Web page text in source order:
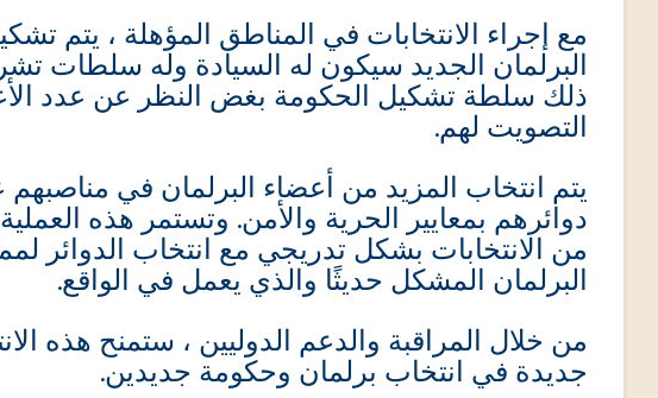
مع إجراء الانتخابات في المناطق المؤهلة ، يتم
البرلمان الجديد سيكون له السيادة وله سلطات
ذلك سلطة تشكيل الحكومة بغض النظر عن عدد
التصويت لهم.
يتم انتخاب المزيد من أعضاء البرلمان في مناصبهم
دوائرهم بمعايير الحرية والأمن. وتستمر هذه
من الانتخابات بشكل تدريجي مع انتخاب الدوائر
البرلمان المشكل حديثًا والذي يعمل في الواقع.
من خلال المراقبة والدعم الدوليين ، ستمنح هذه
جديدة في انتخاب برلمان وحكومة جديدين.